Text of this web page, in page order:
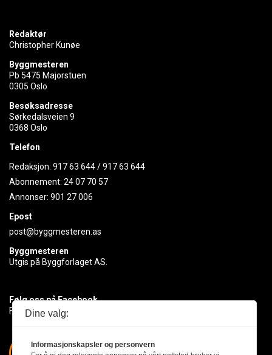
Redaktør
Christopher Kunøe
Byggmesteren
Pb 5475 Majorstuen
0305 Oslo
Besøksadresse
Sørkedalsveien 9
0368 Oslo
Telefon
Redaksjon: 917 63 644/917 63 644
Abonnement: 24 07 70 57
Annonser: 901 27 006
Epost
post@byggmesteren.as
Byggmesteren
Utgis på Byggforlaget AS.
Følg oss på Facebook
Få med deg det siste innen byggebransjen
Dine valg:
Informasjonskapsler og personvern